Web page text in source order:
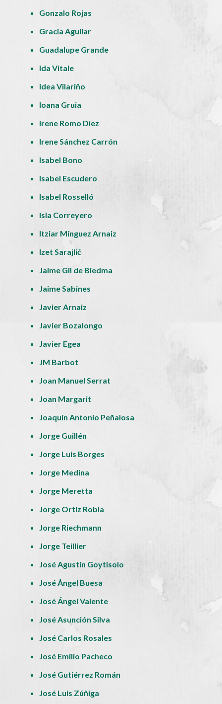
Gonzalo Rojas
Gracia Aguilar
Guadalupe Grande
Ida Vitale
Idea Vilariño
Ioana Gruia
Irene Romo Díez
Irene Sánchez Carrón
Isabel Bono
Isabel Escudero
Isabel Rosselló
Isla Correyero
Itziar Mínguez Arnaiz
Izet Sarajlić
Jaime Gil de Biedma
Jaime Sabines
Javier Arnaiz
Javier Bozalongo
Javier Egea
JM Barbot
Joan Manuel Serrat
Joan Margarit
Joaquín Antonio Peñalosa
Jorge Guillén
Jorge Luis Borges
Jorge Medina
Jorge Meretta
Jorge Ortiz Robla
Jorge Riechmann
Jorge Teillier
José Agustín Goytisolo
José Ángel Buesa
José Ángel Valente
José Asunción Silva
José Carlos Rosales
José Emilio Pacheco
José Gutiérrez Román
José Luis Zúñiga